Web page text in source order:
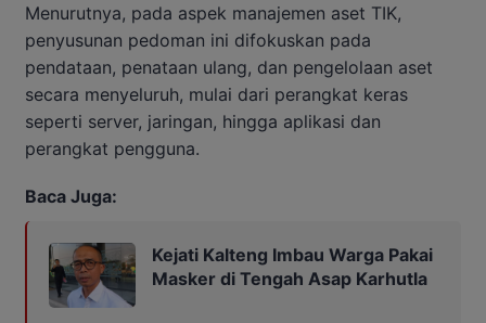
Menurutnya, pada aspek manajemen aset TIK,
penyusunan pedoman ini difokuskan pada
pendataan, penataan ulang, dan pengelolaan aset
secara menyeluruh, mulai dari perangkat keras
seperti server, jaringan, hingga aplikasi dan
perangkat pengguna.
Baca Juga:
Kejati Kalteng Imbau Warga Pakai
Masker di Tengah Asap Karhutla